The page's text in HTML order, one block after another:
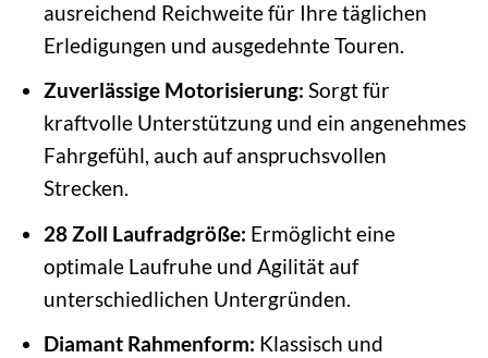
ausreichend Reichweite für Ihre täglichen
Erledigungen und ausgedehnte Touren.
Zuverlässige Motorisierung: Sorgt für
kraftvolle Unterstützung und ein angenehmes
Fahrgefühl, auch auf anspruchsvollen
Strecken.
28 Zoll Laufradgröße: Ermöglicht eine
optimale Laufruhe und Agilität auf
unterschiedlichen Untergründen.
Diamant Rahmenform: Klassisch und